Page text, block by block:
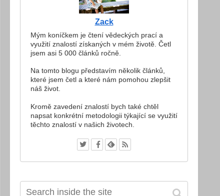
Zack
Mým koníčkem je čtení vědeckých prací a
využití znalostí získaných v mém životě. Četl
jsem asi 5 000 článků ročně.
Na tomto blogu představím několik článků,
které jsem četl a které nám pomohou zlepšit
náš život.
Kromě zavedení znalostí bych také chtěl
napsat konkrétní metodologii týkající se využití
těchto znalostí v našich životech.